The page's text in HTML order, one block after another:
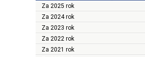
Za 2025 rok
Za 2024 rok
Za 2023 rok
Za 2022 rok
Za 2021 rok